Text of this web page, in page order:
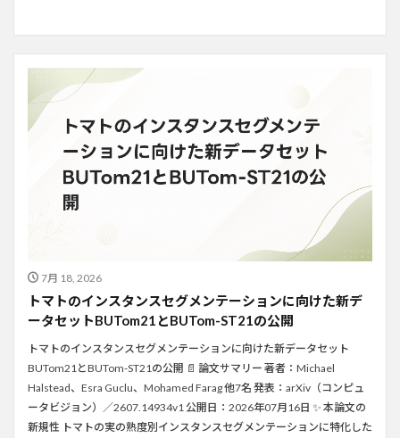
7月 18, 2026
トマトのインスタンスセグメンテーションに向けた新デ
ータセットBUTom21とBUTom-ST21の公開
トマトのインスタンスセグメンテーションに向けた新データセット
BUTom21とBUTom-ST21の公開 📄 論文サマリー 著者：Michael
Halstead、Esra Guclu、Mohamed Farag 他7名 発表：arXiv（コンピュ
ータビジョン）／2607.14934v1 公開日：2026年07月16日 ✨ 本論文の
新規性 トマトの実の熟度別インスタンスセグメンテーションに特化した